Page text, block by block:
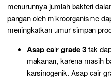
menurunnya jumlah bakteri
pangan oleh mikroorganisme
meningkatkan umur simpan
Asap cair grade 3tak
makanan, karena masih
karsinogenik. Asap cair